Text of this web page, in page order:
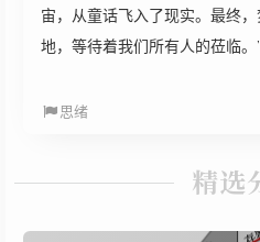
宙，从童话飞入了现实。最终
地，等待着我们所有人的莅临。
步成为了我最喜爱的意象。 阅
一列。 2019 年，与《
一次认识春卷饭。他是
词曲乃至 mv 制作都是他一人
的最爱歌曲，并且到今天为止
思绪
精选